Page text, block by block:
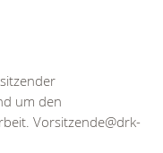
um den
Vorsitzende@drk-